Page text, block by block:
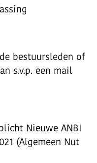
bestuursleden of
s.v.p. een mail
Nieuwe ANBI
(Algemeen Nut